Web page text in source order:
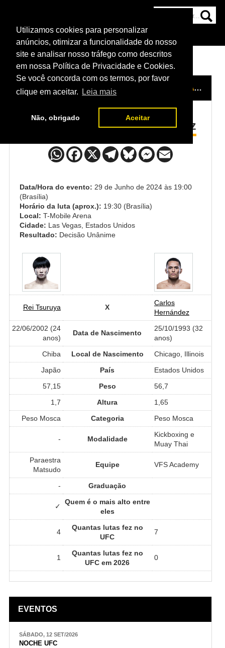
Utilizamos cookies para personalizar
anúncios, otimizar a funcionalidade do nosso
site e analisar nosso tráfego como descritos
em nossa Política de Privacidade e Cookies.
Se você concorda com os termos, por favor
clique em aceitar.
Leia mais
Não, obrigado Aceitar
NOTÍCIAS
HOME EVENTO / UFC 303 REI TSURUYA x CARLOS HERNÁNDEZ
Rei Tsuruya x Carlos Hernández
Data/Hora do evento: 29 de Junho de 2024 às 19:00
(Brasília)
Horário da luta (aprox.): 19:30 (Brasília)
Local: T-Mobile Arena
Cidade: Las Vegas, Estados Unidos
Resultado: Decisão Unânime
Rei Tsuruya X
Carlos
Hernández
22/06/2002 (24
anos)
Data de Nascimento
25/10/1993 (32
anos)
Chiba
Local de Nascimento
Chicago, Illinois
Japão
País
Estados Unidos
57,15
Peso
56,7
1,7
Altura
1,65
Peso Mosca
Categoria Peso Mosca
- Modalidade
Kickboxing e
Muay Thai
Paraestra
Matsudo
Equipe VFS Academy
- Graduação
✓
Quem é o mais alto entre
eles
4
Quantas lutas fez no
UFC
7
1
Quantas lutas fez no
UFC em 2026
0
EVENTOS
SÁBADO, 12 SET/2026
NOCHE UFC